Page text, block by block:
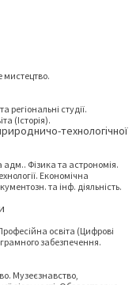
мистецтво.
регіональні студії.
(Історія).
технологічної
Фізика та астрономія.
Економічна
та інф. діяльність.
освіта (Цифрові
забезпечення.
Музеєзнавство,